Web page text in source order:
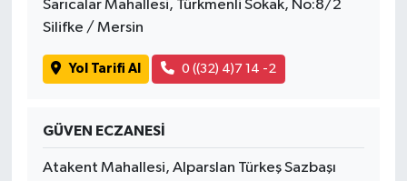
Sarıcalar Mahallesi, Türkmenli Sokak, No:8/2
Silifke / Mersin
Yol Tarifi Al 0 ((32) 4)7 14 -2
GÜVEN ECZANESİ
Atakent Mahallesi, Alparslan Türkeş Sazbaşı